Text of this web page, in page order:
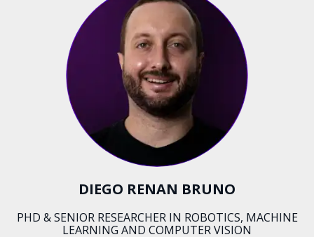
DIEGO RENAN BRUNO
PHD & SENIOR RESEARCHER IN ROBOTICS, MACHINE
LEARNING AND COMPUTER VISION